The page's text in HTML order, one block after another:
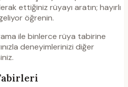
ettiğiniz rüyayı aratın; hayırlı
geliyor öğrenin.
ile binlerce rüya tabirine
deneyimlerinizi diğer